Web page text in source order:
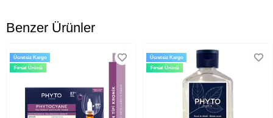
Benzer Ürünler
Ücretsiz Kargo
Fırsat Ürünü
Ücretsiz Kargo
Fırsat Ürünü